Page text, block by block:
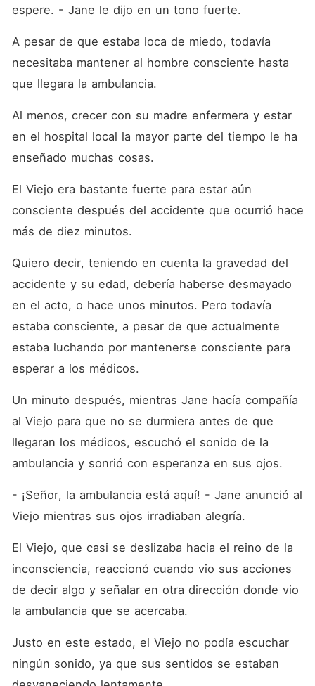
espere. - Jane le dijo en un tono fuerte.
A pesar de que estaba loca de miedo, todavía
necesitaba mantener al hombre consciente hasta
que llegara la ambulancia.
Al menos, crecer con su madre enfermera y estar
en el hospital local la mayor parte del tiempo le ha
enseñado muchas cosas.
El Viejo era bastante fuerte para estar aún
consciente después del accidente que ocurrió hace
más de diez minutos.
Quiero decir, teniendo en cuenta la gravedad del
accidente y su edad, debería haberse desmayado
en el acto, o hace unos minutos. Pero todavía
estaba consciente, a pesar de que actualmente
estaba luchando por mantenerse consciente para
esperar a los médicos.
Un minuto después, mientras Jane hacía compañía
al Viejo para que no se durmiera antes de que
llegaran los médicos, escuchó el sonido de la
ambulancia y sonrió con esperanza en sus ojos.
- ¡Señor, la ambulancia está aquí! - Jane anunció al
Viejo mientras sus ojos irradiaban alegría.
El Viejo, que casi se deslizaba hacia el reino de la
inconsciencia, reaccionó cuando vio sus acciones
de decir algo y señalar en otra dirección donde vio
la ambulancia que se acercaba.
Justo en este estado, el Viejo no podía escuchar
ningún sonido, ya que sus sentidos se estaban